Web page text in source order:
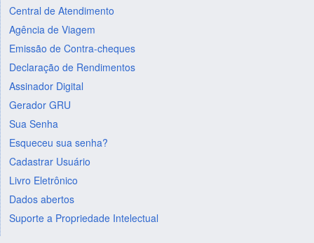
Central de Atendimento
Agência de Viagem
Emissão de Contra-cheques
Declaração de Rendimentos
Assinador Digital
Gerador GRU
Sua Senha
Esqueceu sua senha?
Cadastrar Usuário
Livro Eletrônico
Dados abertos
Suporte a Propriedade Intelectual